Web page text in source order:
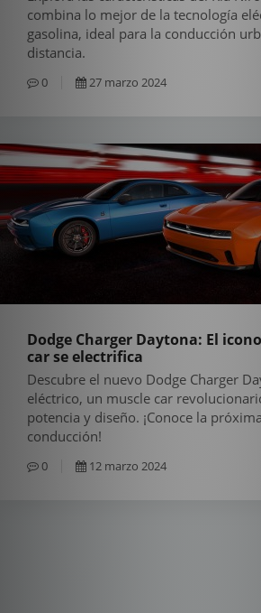
combina lo mejor de la tecnología
gasolina, ideal para la conducción
distancia.
0 27 marzo 2024
Dodge Charger Daytona: El
car se electrifica
Descubre el nuevo Dodge Charger
eléctrico, un muscle car
potencia y diseño. ¡Conoce la
conducción!
0 12 marzo 2024